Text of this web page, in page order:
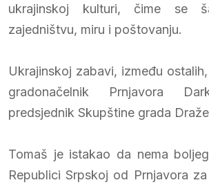
ukrajinskoj kulturi, čime se
zajedništvu, miru i poštovanju.
Ukrajinskoj zabavi, između
gradonačelnik Prnjavora
predsjednik Skupštine grada
Tomaš je istakao da nema
Republici Srpskoj od Prnjavora